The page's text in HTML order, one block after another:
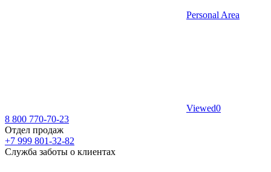
Personal Area
Viewed0
8 800 770-70-23
Отдел продаж
+7 999 801-32-82
Служба заботы о клиентах